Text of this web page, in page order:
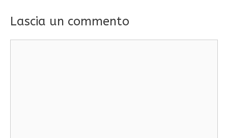
Lascia un commento